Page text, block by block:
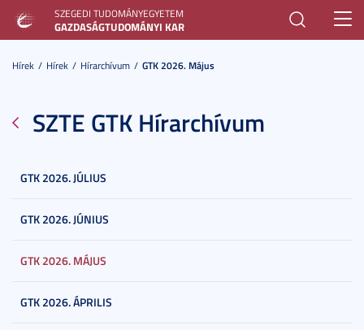
SZEGEDI TUDOMÁNYEGYETEM
GAZDASÁGTUDOMÁNYI KAR
Hírek Hírek Hírarchívum GTK 2026. Május
SZTE GTK Hírarchívum
GTK 2026. JÚLIUS
GTK 2026. JÚNIUS
GTK 2026. MÁJUS
GTK 2026. ÁPRILIS